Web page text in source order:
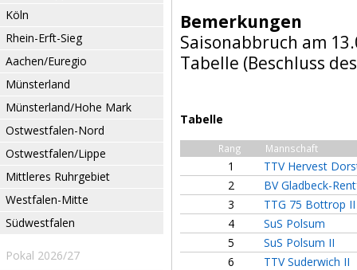
Köln
Rhein-Erft-Sieg
Aachen/Euregio
Münsterland
Münsterland/Hohe Mark
Ostwestfalen-Nord
Ostwestfalen/Lippe
Mittleres Ruhrgebiet
Westfalen-Mitte
Südwestfalen
Pokal 2026/27
Bemerkungen
Saisonabbruch am
Tabelle (Beschluss
Tabelle
Rang Mannschaft
1
TTV Hervest
2
BV Gladbeck-
3
TTG 75 Bottrop II
4
SuS Polsum
5
SuS Polsum II
6
TTV Suderwich II